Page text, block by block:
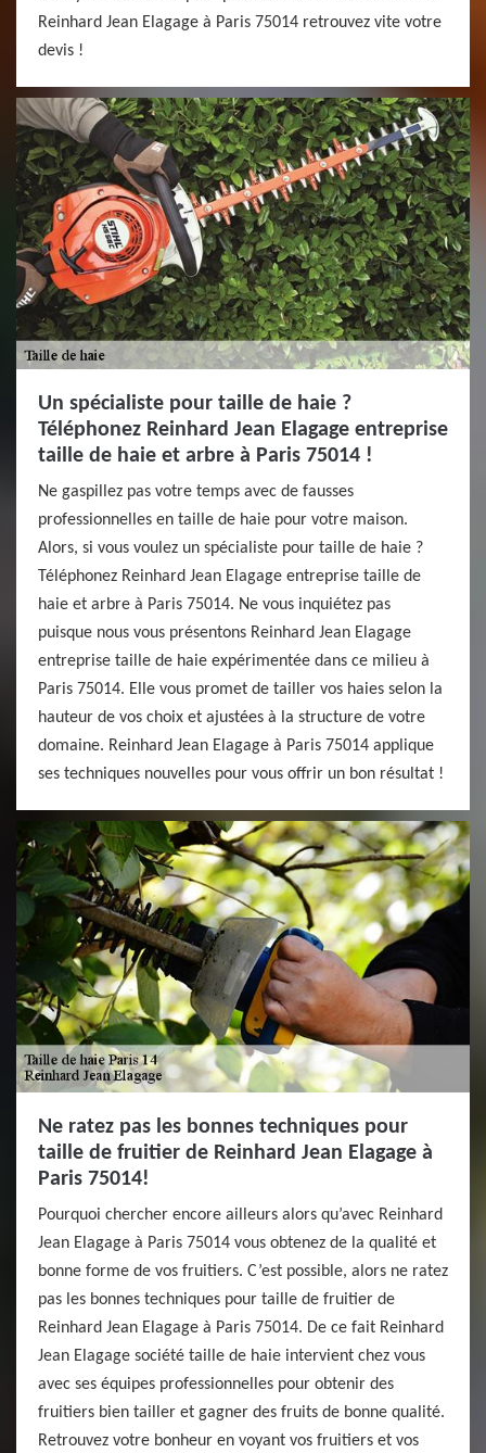
Reinhard Jean Elagage à Paris 75014 retrouvez vite votre
devis !
Un spécialiste pour taille de haie ?
Téléphonez Reinhard Jean Elagage entreprise
taille de haie et arbre à Paris 75014 !
Ne gaspillez pas votre temps avec de fausses
professionnelles en taille de haie pour votre maison.
Alors, si vous voulez un spécialiste pour taille de haie ?
Téléphonez Reinhard Jean Elagage entreprise taille de
haie et arbre à Paris 75014. Ne vous inquiétez pas
puisque nous vous présentons Reinhard Jean Elagage
entreprise taille de haie expérimentée dans ce milieu à
Paris 75014. Elle vous promet de tailler vos haies selon la
hauteur de vos choix et ajustées à la structure de votre
domaine. Reinhard Jean Elagage à Paris 75014 applique
ses techniques nouvelles pour vous offrir un bon résultat !
Ne ratez pas les bonnes techniques pour
taille de fruitier de Reinhard Jean Elagage à
Paris 75014!
Pourquoi chercher encore ailleurs alors qu’avec Reinhard
Jean Elagage à Paris 75014 vous obtenez de la qualité et
bonne forme de vos fruitiers. C’est possible, alors ne ratez
pas les bonnes techniques pour taille de fruitier de
Reinhard Jean Elagage à Paris 75014. De ce fait Reinhard
Jean Elagage société taille de haie intervient chez vous
avec ses équipes professionnelles pour obtenir des
fruitiers bien tailler et gagner des fruits de bonne qualité.
Retrouvez votre bonheur en voyant vos fruitiers et vos